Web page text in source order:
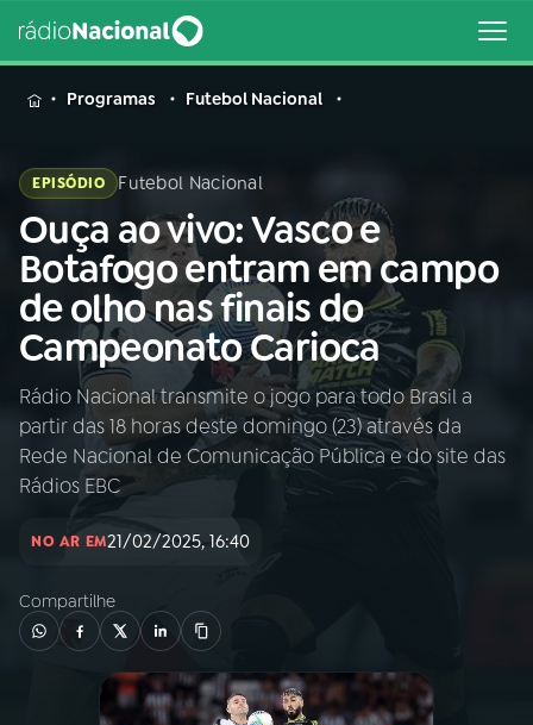
MENU
Buscar
na
Rádio
Nacional
Buscar
AO VIVO
01INÍCIO
A RÁDIO
PROGRAMAÇÃO
PROGRAMAS
Programas Futebol Nacional
EPISÓDIO Futebol Nacional
Ouça ao vivo: Vasco e
Botafogo entram em campo
de olho nas finais do
Campeonato Carioca
Rádio Nacional transmite o jogo para todo Brasil a
partir das 18 horas deste domingo (23) através da
Rede Nacional de Comunicação Pública e do site das
Rádios EBC
NO AR EM21/02/2025, 16:40
Compartilhe